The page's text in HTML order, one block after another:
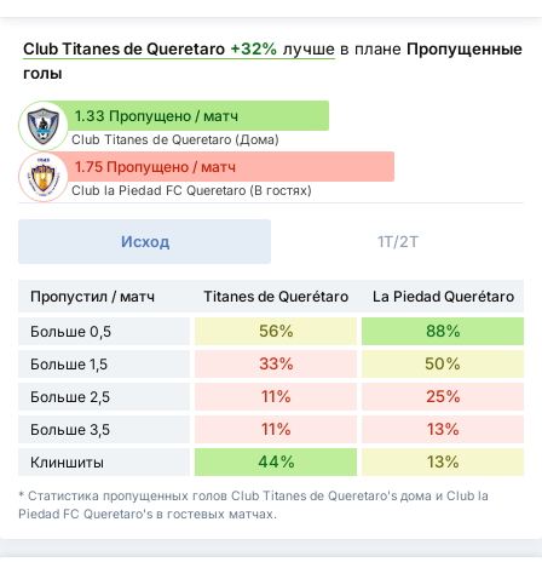
Club Titanes de Queretaro +32% лучше в плане Пропущенные
голы
1.33 Пропущено / матч
Club Titanes de Queretaro (Дома)
1.75 Пропущено / матч
Club la Piedad FC Queretaro (В гостях)
Исход 1Т/2Т
Пропустил / матч Titanes de Querétaro
La Piedad Querétaro
Больше 0,5
56% 88%
Больше 1,5 33% 50%
Больше 2,5 11% 25%
Больше 3,5 11% 13%
Клиншиты 44% 13%
* Статистика пропущенных голов Club Titanes de Queretaro's дома и Club la
Piedad FC Queretaro's в гостевых матчах.